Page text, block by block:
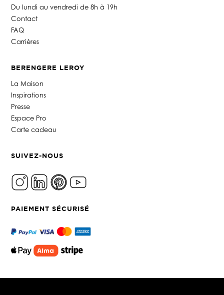
Du lundi au vendredi de 8h à 19h
Contact
FAQ
Carrières
BERENGERE LEROY
La Maison
Inspirations
Presse
Espace Pro
Carte cadeau
SUIVEZ-NOUS
PAIEMENT SÉCURISÉ